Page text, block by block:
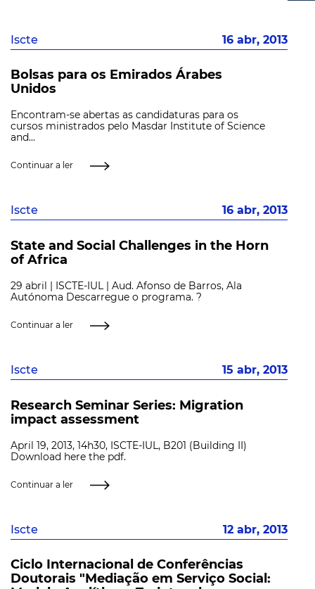
Iscte 16 abr, 2013
Bolsas para os Emirados Árabes
Unidos
Encontram-se abertas as candidaturas para os
cursos ministrados pelo Masdar Institute of Science
and...
Continuar a ler
Iscte 16 abr, 2013
State and Social Challenges in the Horn
of Africa
29 abril | ISCTE-IUL | Aud. Afonso de Barros, Ala
Autónoma Descarregue o programa. ?
Continuar a ler
Iscte 15 abr, 2013
Research Seminar Series: Migration
impact assessment
April 19, 2013, 14h30, ISCTE-IUL, B201 (Building II)
Download here the pdf.
Continuar a ler
Iscte 12 abr, 2013
Ciclo Internacional de Conferências
Doutorais "Mediação em Serviço Social: